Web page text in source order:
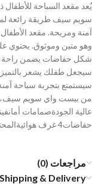
سويم سيف طريقة رائعة
آمنة ومريحة. مقعد
وهو متين وموثوق. يحتوي
شكل حفاضات يضمن راحة
سيجعل طفلك يشعر
عالية الجودةصمامات
حفاضات4 غرف هوائيةالمحتوى: مقعد طفل واحد
مراجعات (0)
Shipping & Delivery